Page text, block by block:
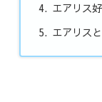
エアリス
エアリス